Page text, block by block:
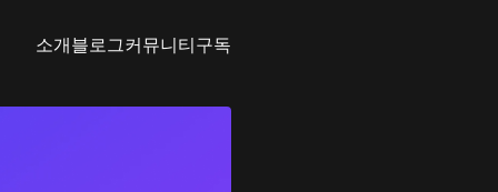
소개블로그커뮤니티구독